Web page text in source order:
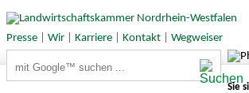
Presse| Wir| Karriere| Kontakt| Wegweiser
Sie